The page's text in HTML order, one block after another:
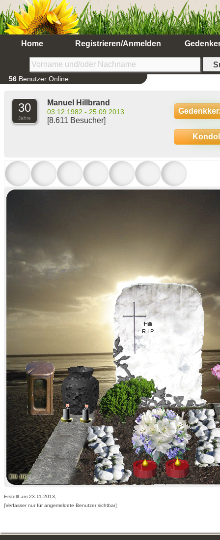
Home Registrieren/Anmelden
56 Benutzer Online
30
Jahre
Manuel Hillbrand
03.12.1982 - 25.09.2013
[8.611 Besucher]
Hilli
R.I.P
Erstellt am 23.11.2013,
[Verfasser nur für angemeldete Benutzer sichtbar]